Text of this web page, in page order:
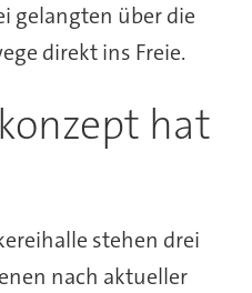
gelangten über die
direkt ins Freie.
hat
stehen drei
nach aktueller